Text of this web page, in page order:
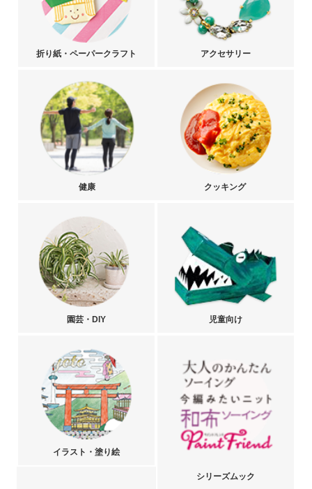
折り紙・ペーパークラフト アクセサリー
健康 クッキング
園芸・DIY 児童向け
イラスト・塗り絵
シリーズムック